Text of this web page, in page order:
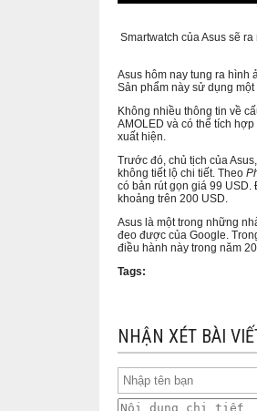
Smartwatch của Asus sẽ
Asus hôm nay tung ra hình
Sản phẩm này sử dụng
Không nhiều thông tin về
AMOLED và có thể tích
xuất hiện.
Trước đó, chủ tịch của
không tiết lộ chi tiết. Theo
có bản rút gọn giá 99
khoảng trên 200 USD.
Asus là một trong những
đeo được của Google.
điều hành này trong năm
Tags:
NHẬN XÉT BÀI